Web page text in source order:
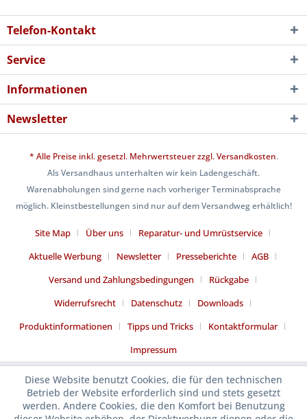
Telefon-Kontakt
Service
Informationen
Newsletter
* Alle Preise inkl. gesetzl. Mehrwertsteuer zzgl.Versandkosten.
Als Versandhaus unterhalten wir kein Ladengeschäft.
Warenabholungen sind gerne nach vorheriger Terminabsprache
möglich. Kleinstbestellungen sind nur auf dem Versandweg erhältlich!
Site Map Über uns
Reparatur- und Umrüstservice
Aktuelle Werbung
Newsletter Presseberichte
AGB
Versand und Zahlungsbedingungen
Rückgabe
Widerrufsrecht
Datenschutz
Downloads
Produktinformationen
Tipps und Tricks
Kontaktformular
Impressum
Diese Website benutzt Cookies, die für den technischen
Betrieb der Website erforderlich sind und stets gesetzt
werden. Andere Cookies, die den Komfort bei Benutzung